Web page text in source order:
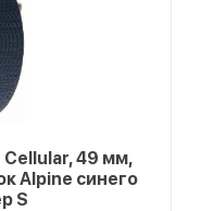
Cellular, 49 мм,
Alpine синего
S